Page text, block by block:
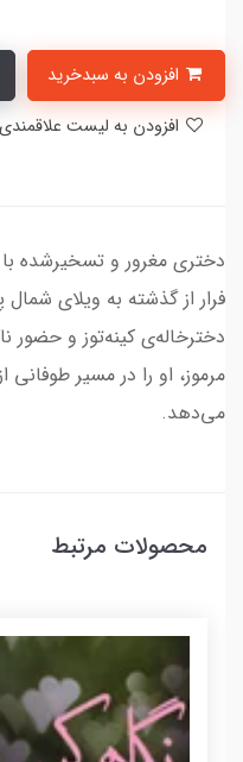
دختری مغرور و تسخیرشده
فرار از گذشته به ویلای شمال
دخترخاله‌ی کینه‌توز و
مرموز، او را در مسیر
می‌دهد.
محصولات مرتبط